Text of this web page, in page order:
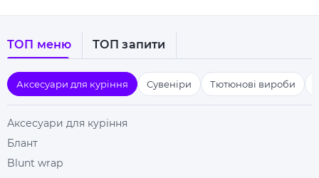
ТОП меню ТОП запити
Аксесуари для куріння Сувеніри Тютюнові вироби
Аксесуари для куріння
Блант
Blunt wrap